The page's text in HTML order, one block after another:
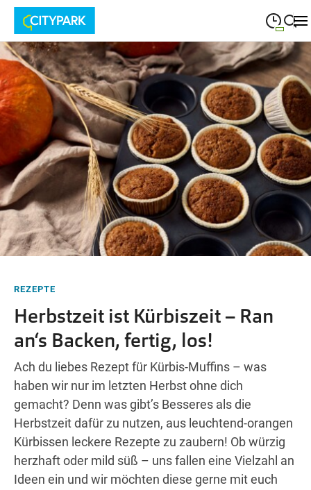
Suche schließen
Montag
MONTAG 09:00—19:30
Dienstag
DIENSTAG 09:00 —19:30
Mittwoch
MITTWOCH 09:00 —19:30
Donnerstag
DONNERSTAG 09:00—19:30
Freitag
FREITAG 09:00—
Samstag
SAMSTAG 09:00—18:00
Wegbeschreibung
REZEPTE
Herbstzeit ist Kürbiszeit – Ran
an‘s Backen, fertig, los!
Ach du liebes Rezept für Kürbis-Muffins – was
haben wir nur im letzten Herbst ohne dich
gemacht? Denn was gibt’s Besseres als die
Herbstzeit dafür zu nutzen, aus leuchtend-orangen
Kürbissen leckere Rezepte zu zaubern! Ob würzig
herzhaft oder mild süß – uns fallen eine Vielzahl an
Ideen ein und wir möchten diese gerne mit euch